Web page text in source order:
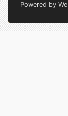
Powered by